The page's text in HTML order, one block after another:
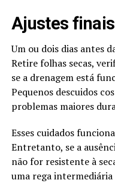
Ajustes
Um ou dois dias antes
Retire folhas secas,
se a drenagem está
Pequenos descuidos
problemas maiores
Esses cuidados
Entretanto, se a
não for resistente à
uma rega